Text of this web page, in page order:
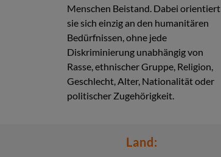
Menschen Beistand. Dabei orientiert
sie sich einzig an den humanitären
Bedürfnissen, ohne jede
Diskriminierung unabhängig von
Rasse, ethnischer Gruppe, Religion,
Geschlecht, Alter, Nationalität oder
politischer Zugehörigkeit.
Land: